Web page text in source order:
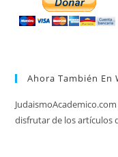
Ahora También En
disfrutar de los artículos